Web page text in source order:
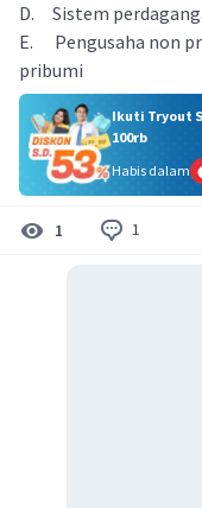
D. Sistem
E. Pengusaha non
pribumi
Ikuti Tryout
100rb
Habis dalam
1 1